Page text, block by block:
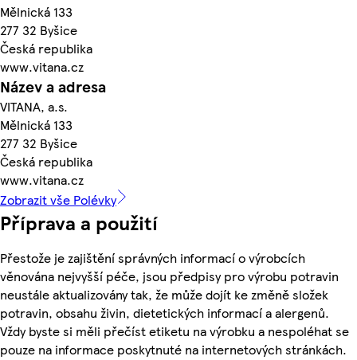
Mělnická 133
277 32 Byšice
Česká republika
www.vitana.cz
Název a adresa
VITANA, a.s.
Mělnická 133
277 32 Byšice
Česká republika
www.vitana.cz
Zobrazit vše Polévky
Příprava a použití
Přestože je zajištění správných informací o výrobcích
věnována nejvyšší péče, jsou předpisy pro výrobu potravin
neustále aktualizovány tak, že může dojít ke změně složek
potravin, obsahu živin, dietetických informací a alergenů.
Vždy byste si měli přečíst etiketu na výrobku a nespoléhat se
pouze na informace poskytnuté na internetových stránkách.